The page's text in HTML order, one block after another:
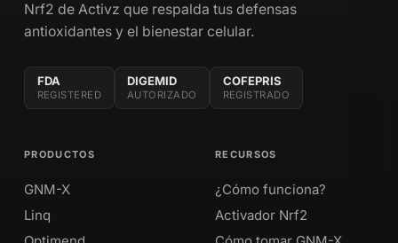
Nrf2 de Activz que respalda tus defensas
antioxidantes y el bienestar celular.
FDA
REGISTERED
DIGEMID
AUTORIZADO
COFEPRIS
REGISTRADO
PRODUCTOS
GNM-X
Linq
RECURSOS
¿Cómo funciona?
Activador Nrf2